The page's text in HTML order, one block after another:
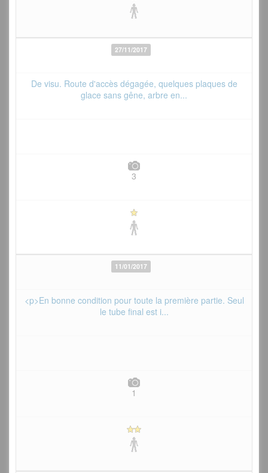
27/11/2017
De visu. Route d'accès dégagée, quelques plaques de
glace sans gêne, arbre en...
3
11/01/2017
<p>En bonne condition pour toute la première partie. Seul
le tube final est i...
1